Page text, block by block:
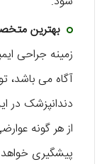
بهترین
زمینه جراحی
آگاه می باشد،
دندانپزشک در
از هر گونه
پیشگیری